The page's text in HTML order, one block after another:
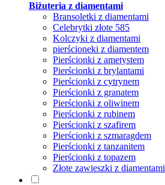
Biżuteria z diamentami
Bransoletki z diamentami
Celebrytki złote 585
Kolczyki z diamentami
pierścioneki z diamentem
Pierścionki z ametystem
Pierścionki z brylantami
Pierścionki z cytrynem
Pierścionki z granatem
Pierścionki z oliwinem
Pierścionki z rubinem
Pierścionki z szafirem
Pierścionki z szmaragdem
Pierścionki z tanzanitem
Pierścionki z topazem
Złote zawieszki z diamentami